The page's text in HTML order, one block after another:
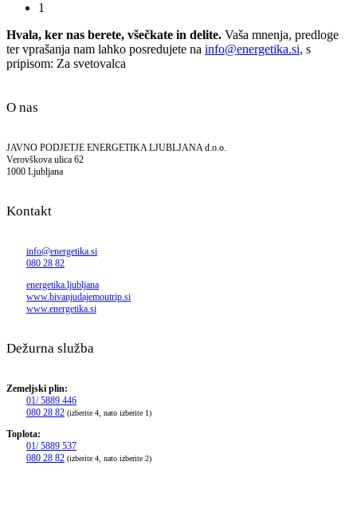
1
Hvala, ker nas berete, všečkate in delite. Vaša mnenja, predloge
ter vprašanja nam lahko posredujete na info@energetika.si, s
pripisom: Za svetovalca
O nas
JAVNO PODJETJE ENERGETIKA LJUBLJANA d.o.o.
Verovškova ulica 62
1000 Ljubljana
Kontakt
info@energetika.si
080 28 82
energetika.ljubljana
www.bivanjudajemoutrip.si
www.energetika.si
Dežurna služba
Zemeljski plin:
01/ 5889 446
080 28 82 (izberite 4, nato izberite 1)
Toplota:
01/ 5889 537
080 28 82 (izberite 4, nato izberite 2)